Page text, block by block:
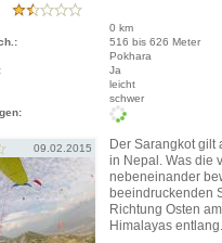
0 km
516 bis 626 Meter
Pokhara
Ja
leicht
schwer
09.02.2015
Der Sarangkot gilt
in Nepal. Was die
nebeneinander
beeindruckenden
Richtung Osten
Himalayas entlang.